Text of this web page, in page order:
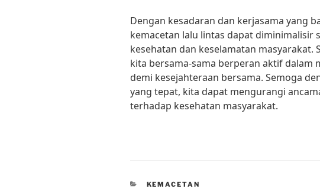
Dengan kesadaran dan kerjasama yang
kemacetan lalu lintas dapat diminimalisir
kesehatan dan keselamatan masyarakat.
kita bersama-sama berperan aktif dalam
demi kesejahteraan bersama. Semoga
yang tepat, kita dapat mengurangi
terhadap kesehatan masyarakat.
CATEGORIES
KEMACETAN